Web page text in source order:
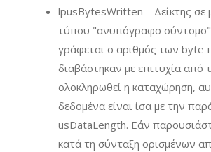
lpusBytesWritten – Δείκτης σε
τύπου "ανυπόγραφο
γράφεται ο αριθμός των byte
διαβάστηκαν με επιτυχία από
ολοκληρωθεί η καταχώρηση,
δεδομένα είναι ίσα με την
usDataLength. Εάν
κατά τη σύνταξη ορισμένων